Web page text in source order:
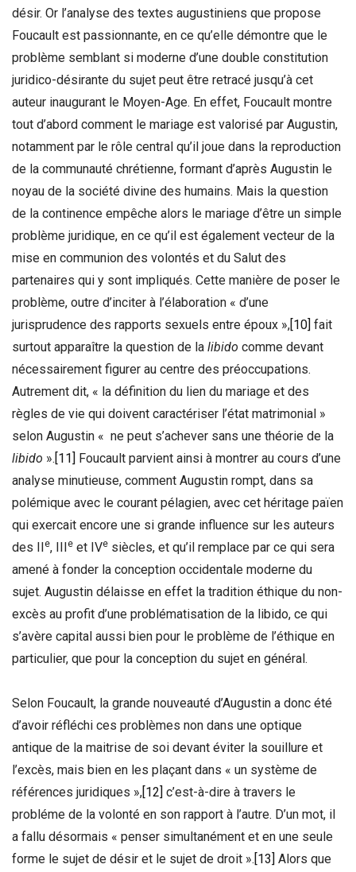
désir. Or l’analyse des textes augustiniens que propose
Foucault est passionnante, en ce qu’elle démontre que le
problème semblant si moderne d’une double constitution
juridico-désirante du sujet peut être retracé jusqu’à cet
auteur inaugurant le Moyen-Age. En effet, Foucault montre
tout d’abord comment le mariage est valorisé par Augustin,
notamment par le rôle central qu’il joue dans la reproduction
de la communauté chrétienne, formant d’après Augustin le
noyau de la société divine des humains. Mais la question
de la continence empêche alors le mariage d’être un simple
problème juridique, en ce qu’il est également vecteur de la
mise en communion des volontés et du Salut des
partenaires qui y sont impliqués. Cette manière de poser le
problème, outre d’inciter à l’élaboration « d’une
jurisprudence des rapports sexuels entre époux », [10] fait
surtout apparaître la question de la libido comme devant
nécessairement figurer au centre des préoccupations.
Autrement dit, « la définition du lien du mariage et des
règles de vie qui doivent caractériser l’état matrimonial »
selon Augustin « ne peut s’achever sans une théorie de la
libido ». [11]
Foucault parvient ainsi à montrer au cours d’une
analyse minutieuse, comment Augustin rompt, dans sa
polémique avec le courant pélagien, avec cet héritage païen
qui exercait encore une si grande influence sur les auteurs
des II
e, III e et IVe siècles, et qu’il remplace par ce qui sera
amené à fonder la conception occidentale moderne du
sujet. Augustin délaisse en effet la tradition éthique du non-
excès au profit d’une problématisation de la libido, ce qui
s’avère capital aussi bien pour le problème de l’éthique en
particulier, que pour la conception du sujet en général.
Selon Foucault, la grande nouveauté d’Augustin a donc été
d’avoir réfléchi ces problèmes non dans une optique
antique de la maitrise de soi devant éviter la souillure et
l’excès, mais bien en les plaçant dans « un système de
références juridiques »,[12] c’est-à-dire à travers le
probléme de la volonté en son rapport à l’autre. D’un mot, il
a fallu désormais « penser simultanément et en une seule
forme le sujet de désir et le sujet de droit ».[13] Alors que